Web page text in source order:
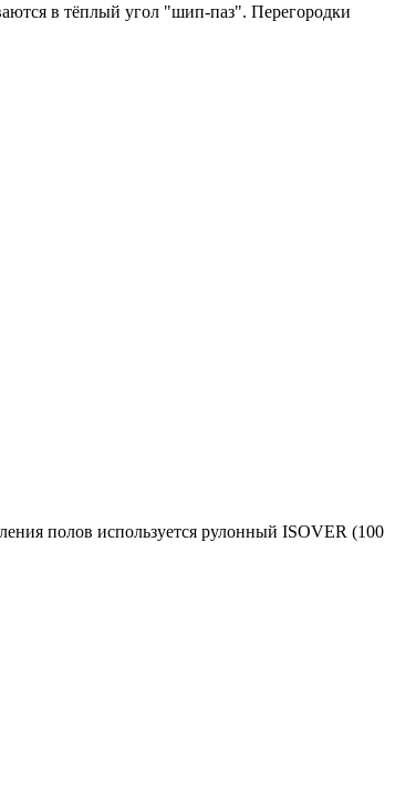
в тёплый угол "шип-паз". Перегородки
полов используется рулонный ISOVER (100